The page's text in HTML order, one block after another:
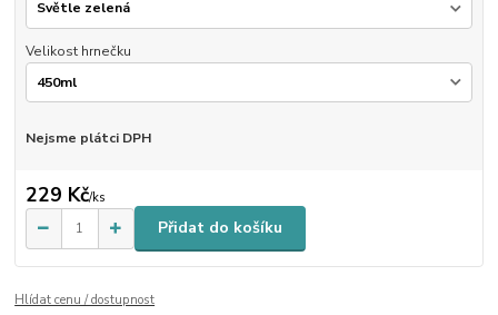
Velikost hrnečku
Nejsme plátci DPH
229 Kč/ks
Přidat do košíku
Hlídat cenu / dostupnost